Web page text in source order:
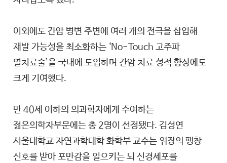
이외에도 간암 병변 주변에 여러 개의 전극을 삽입해
재발 가능성을 최소화하는 ‘No-Touch 고주파
열치료술’을 국내에 도입하며 간암 치료 성적 향상에도
크게 기여했다.
만 40세 이하의 의과학자에게 수여하는
젊은의학자부문에는 총 2명이 선정됐다. 김성연
서울대학교 자연과학대학 화학부 교수는 위장의 팽창
신호를 받아 포만감을 일으키는 뇌 신경세포를